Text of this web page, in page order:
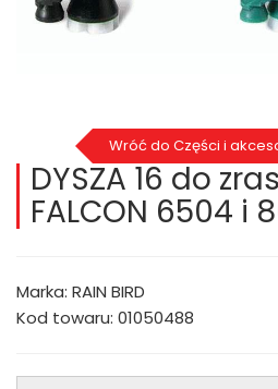
Wróć do Części i
DYSZA 16 do
FALCON 6504 i
Marka: RAIN BIRD
Kod towaru: 01050488